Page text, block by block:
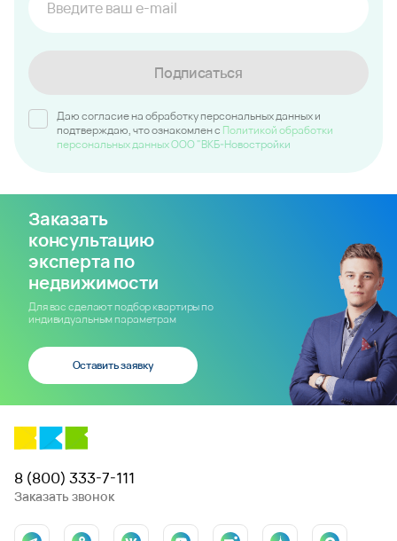
Подписаться
Даю согласие на обработку персональных данных и
подтверждаю, что ознакомлен c Политикой обработки
персональных данных ООО "ВКБ-Новостройки
Заказать
консультацию
эксперта по
недвижимости
Для вас сделают подбор квартиры по
индивидуальным параметрам
Оставить заявку
8 (800) 333-7-111
Заказать звонок